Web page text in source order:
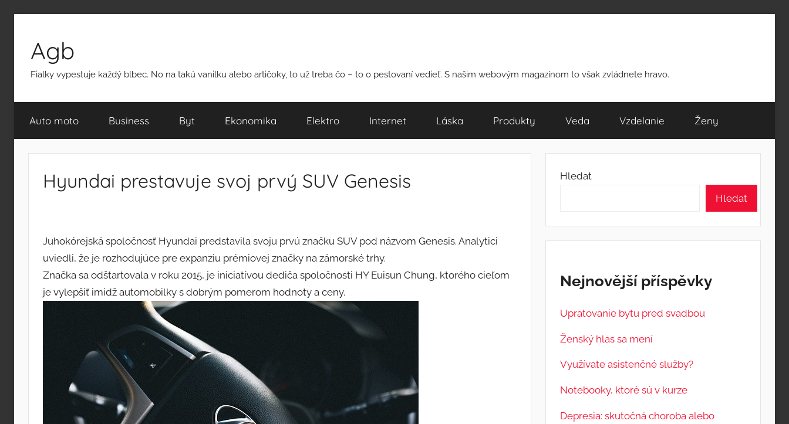
obsahuAgb
Fialky vypestuje každý blbec. No na takú vanilku alebo artičoky, to už treba čo – to o pestovaní vedieť. S našim webovým magazínom to však zvládnete hravo.
Auto moto Business Byt Ekonomika Elektro Internet Láska Produkty Veda Vzdelanie Ženy
Hyundai prestavuje svoj prvý SUV Genesis
Juhokórejská spoločnosť Hyundai predstavila svoju prvú značku SUV pod názvom Genesis. Analytici
uviedli, že je rozhodujúce pre expanziu prémiovej značky na zámorské trhy.
Značka sa odštartovala v roku 2015, je iniciatívou dediča spoločnosti HY Euisun Chung, ktorého cieľom
je vylepšiť imidž automobilky s dobrým pomerom hodnoty a ceny.
Hledat
Hledat
Nejnovější příspěvky
Upratovanie bytu pred svadbou
Ženský hlas sa mení
Využívate asistenčné služby?
Notebooky, ktoré sú v kurze
Depresia: skutočná choroba alebo